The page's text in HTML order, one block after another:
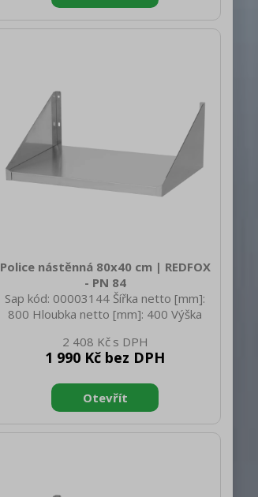
Police nástěnná 80x40 cm | REDFOX
- PN 84
Sap kód: 00003144 Šířka netto [mm]:
800 Hloubka netto [mm]: 400 Výška
4.65 Šířka brutto [mm]: 810 Hloubka
brutto [mm]: 410 Výška brutto [mm]:
AISI 430
2 408 Kč
1 990 Kč bez DPH